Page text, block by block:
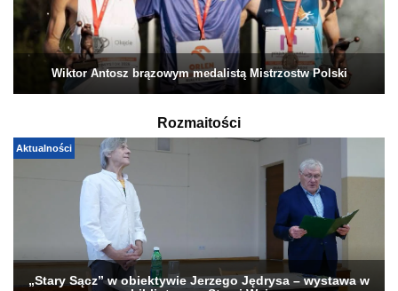
Wiktor Antosz brązowym medalistą Mistrzostw Polski
Rozmaitości
Aktualności
„Stary Sącz” w obiektywie Jerzego Jędrysa – wystawa w